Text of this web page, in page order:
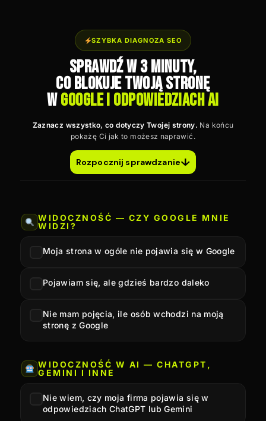
SZYBKA DIAGNOZA SEO
Sprawdź w 3 minuty,
co blokuje Twoją stronę
wGoogle i odpowiedziach AI
Zaznacz wszystko, co dotyczy Twojej strony. Na końcu
pokażę Ci jak to możesz naprawić.
Rozpocznij sprawdzanie↓
WIDOCZNOŚĆ — CZY GOOGLE MNIE
WIDZI?
Moja strona w ogóle nie pojawia się w Google
Pojawiam się, ale gdzieś bardzo daleko
Nie mam pojęcia, ile osób wchodzi na moją
stronę z Google
WIDOCZNOŚĆ W AI — CHATGPT,
GEMINI I INNE
Nie wiem, czy moja firma pojawia się w
odpowiedziach ChatGPT lub Gemini